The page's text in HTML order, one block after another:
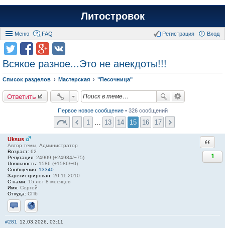
Литостровок
Меню FAQ Вход
Регистрация
Всякое разное...Это не анекдоты!!!
Список разделов Мастерская "Песочница"
Ответить
Первое новое сообщение• 326 сообщений
1 13 14 15 16 17
Uksus
Автор темы, Администратор
Возраст: 62
Репутация: 24909 (+24984/−75)
Лояльность: 1586 (+1586/−0)
Сообщения: 13340
Зарегистрирован: 20.11.2010
С нами: 15 лет 8 месяцев
Имя: Сергей
Откуда: СПб
Отправить личное сообщение
Сайт
1
#281 12.03.2026, 03:11